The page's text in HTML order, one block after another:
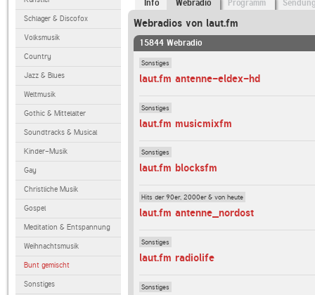
Schlager & Discofox
Volksmusik
Country
Jazz & Blues
Weltmusik
Gothic & Mittelalter
Soundtracks & Musical
Kinder-Musik
Gay
Christliche Musik
Gospel
Meditation & Entspannung
Weihnachtsmusik
Bunt gemischt
Sonstiges
Info Webradio Programm
Webradios von laut.fm
15844 Webradio
Sonstiges
laut.fm antenne-eldex-hd
Sonstiges
laut.fm musicmixfm
Sonstiges
laut.fm blocksfm
Hits der 90er, 2000er & von heute
laut.fm antenne_nordost
Sonstiges
laut.fm radiolife
Sonstiges